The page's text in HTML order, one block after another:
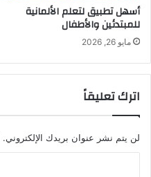
أسهل تطبيق لتعلم الألمانية
للمبتدئين والأطفال
مايو 26, 2026
اترك تعليقاً
لن يتم نشر عنوان بريدك الإلكتروني.